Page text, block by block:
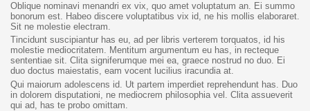
Oblique nominavi menandri ex vix, quo amet voluptatum an. Ei summo
bonorum est. Habeo discere voluptatibus vix id, ne his mollis elaboraret.
Sit ne molestie electram.
Tincidunt suscipiantur has eu, ad per libris verterem torquatos, id his
molestie mediocritatem. Mentitum argumentum eu has, in recteque
sententiae sit. Clita signiferumque mei ea, graece nostrud no duo. Ei
duo doctus maiestatis, eam vocent lucilius iracundia at.
Qui maiorum adolescens id. Ut partem imperdiet reprehendunt has. Duo
in dolorem disputationi, ne mediocrem philosophia vel. Clita assueverit
qui ad, has te probo omittam.